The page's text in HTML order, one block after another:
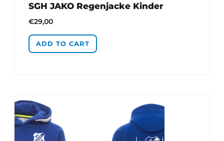
SGH JAKO Regenjacke Kinder
€29,00
ADD TO CART